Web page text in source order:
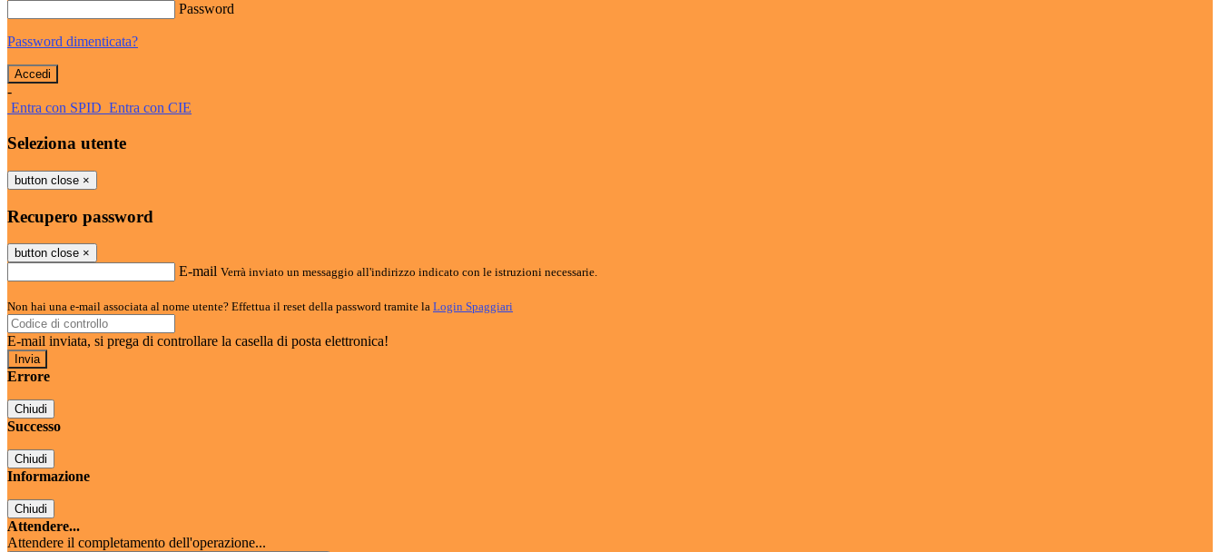
Password
Password dimenticata?
-
Entra con SPID Entra con CIE
Seleziona utente
button close ×
Recupero password
button close ×
E-mail Verrà inviato un messaggio all'indirizzo indicato con le istruzioni necessarie.
Non hai una e-mail associata al nome utente? Effettua il reset della password tramite la Login Spaggiari
E-mail inviata, si prega di controllare la casella di posta elettronica!
Errore
Chiudi
Successo
Chiudi
Informazione
Chiudi
Attendere...
Attendere il completamento dell'operazione...